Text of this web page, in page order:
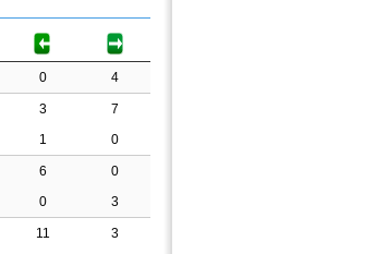
0 4
3
7
1 0
6
0
0 3
11
3